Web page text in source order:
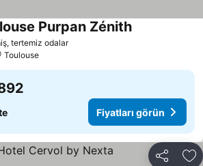
tertemiz odalar
Purpan Zénith
Toulouse
Fiyatları görün
Paylaş